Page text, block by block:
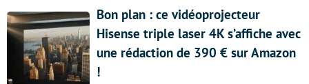
Bon plan : ce vidéoprojecteur
Hisense triple laser 4K s’affiche avec
une rédaction de 390 € sur Amazon
!